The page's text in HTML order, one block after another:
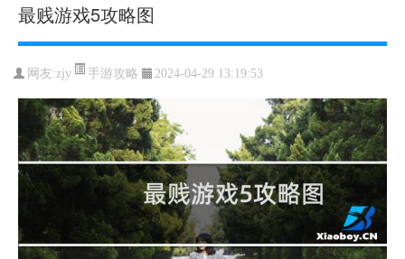
最贱游戏5攻略图
网友:zjy 手游攻略 2024-04-29 13:19:53